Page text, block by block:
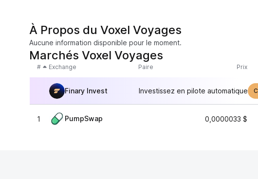
À Propos du Voxel Voyages
Aucune information disponible pour le moment.
Marchés Voxel Voyages
# Exchange Paire Prix
Finary Invest Investissez en pilote automatique
1 PumpSwap 0,0000033 $